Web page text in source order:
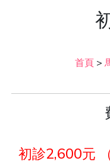
首頁 >
初診2,600元